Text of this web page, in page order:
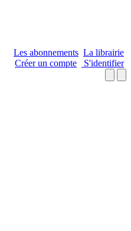
Les abonnements La librairie
Créer un compte
S'identifier